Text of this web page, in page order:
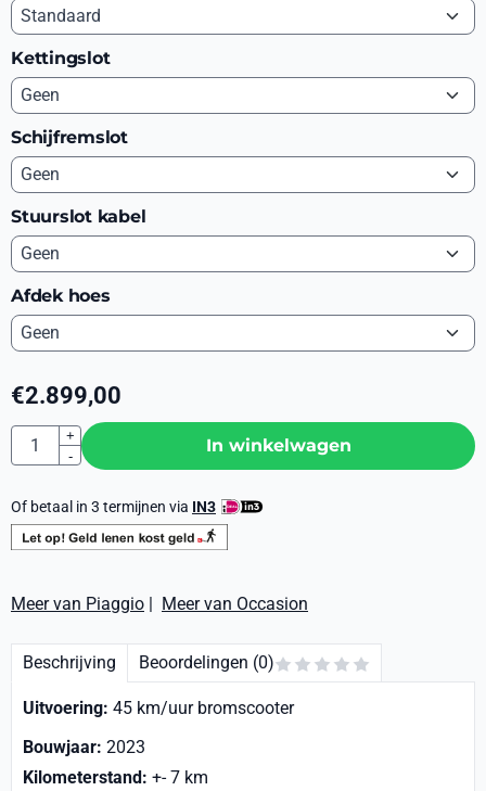
Kettingslot
Schijfremslot
Stuurslot kabel
Afdek hoes
€2.899,00
Aantal
+
-
In winkelwagen
Of betaal in 3 termijnen via IN3
Meer van Piaggio Meer van Occasion
Beschrijving Beoordelingen (0)
Uitvoering: 45 km/uur bromscooter
Bouwjaar: 2023
Kilometerstand: +- 7 km